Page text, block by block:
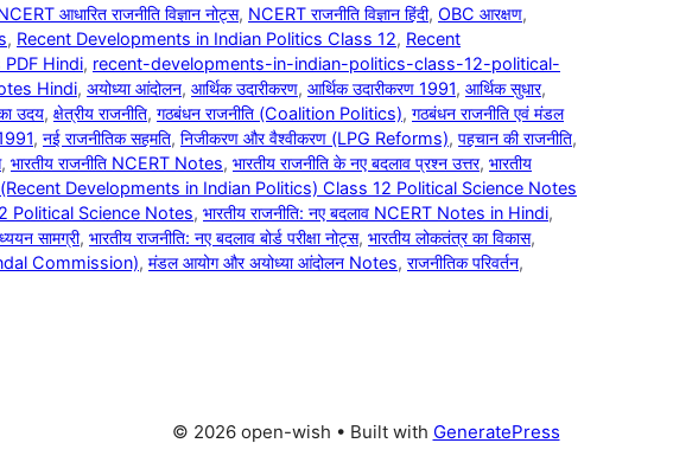
आधारित राजनीति विज्ञान नोट्स, NCERT राजनीति विज्ञान हिंदी, OBC आरक्षण,
, Recent Developments in Indian Politics Class 12, Recent
Hindi, recent-developments-in-indian-politics-class-12-political-
Hindi, अयोध्या आंदोलन, आर्थिक उदारीकरण, आर्थिक उदारीकरण 1991, आर्थिक सुधार,
उदय, क्षेत्रीय राजनीति, गठबंधन राजनीति (Coalition Politics), गठबंधन राजनीति एवं मंडल
, नई राजनीतिक सहमति, निजीकरण और वैश्वीकरण (LPG Reforms), पहचान की राजनीति,
, भारतीय राजनीति NCERT Notes, भारतीय राजनीति के नए बदलाव प्रश्न उत्तर, भारतीय
(Recent Developments in Indian Politics) Class 12 Political Science Notes
12 Political Science Notes, भारतीय राजनीति: नए बदलाव NCERT Notes in Hindi,
सामग्री, भारतीय राजनीति: नए बदलाव बोर्ड परीक्षा नोट्स, भारतीय लोकतंत्र का विकास,
Commission), मंडल आयोग और अयोध्या आंदोलन Notes, राजनीतिक परिवर्तन,
© 2026 open-wish • Built with GeneratePress